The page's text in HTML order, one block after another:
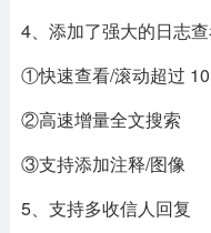
4、添加了强大的日志
①快速查看/滚动超过
②高速增量全文搜索
③支持添加注释/图像
5、支持多收信人回复